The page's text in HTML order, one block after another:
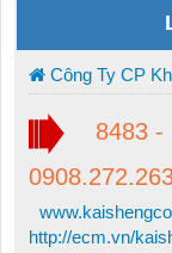
Công Ty CP
8483 -
http://ecm.vn/